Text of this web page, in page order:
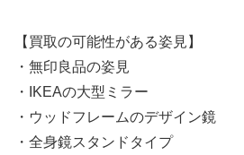
【買取の可能性がある姿見】
・無印良品の姿見
・IKEAの大型ミラー
・ウッドフレームのデザイン鏡
・全身鏡スタンドタイプ